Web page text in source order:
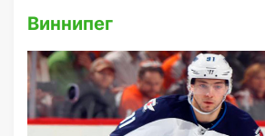
Виннипег